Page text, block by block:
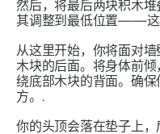
然后，将最后两块积木
其调整到最低位置——这
从这里开始，你将面对
木块的后面。将身体前
绕底部木块的背面。确
方。.
你的头顶会落在垫子上